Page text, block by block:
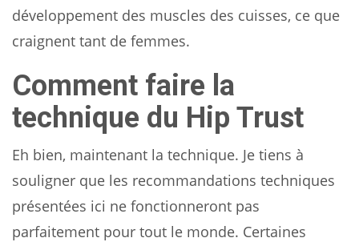
développement des muscles des cuisses, ce que
craignent tant de femmes.
Comment faire la
technique du Hip Trust
Eh bien, maintenant la technique. Je tiens à
souligner que les recommandations techniques
présentées ici ne fonctionneront pas
parfaitement pour tout le monde. Certaines